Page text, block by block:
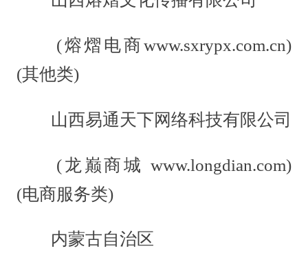
(熔熠电商www.sxrypx.com.cn)
(其他类)
山西易通天下网络科技有限公司
(龙巅商城 www.longdian.com)
(电商服务类)
内蒙古自治区